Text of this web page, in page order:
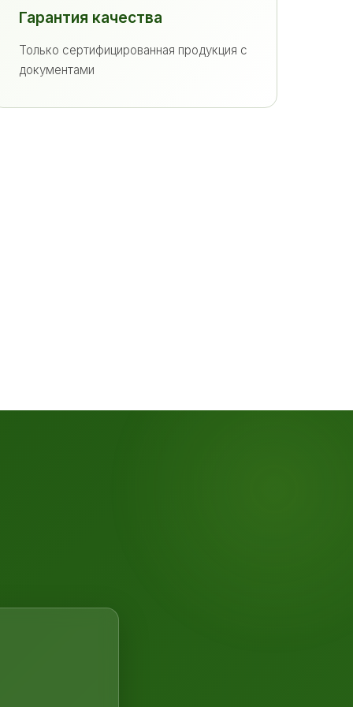
Гарантия качества
Только сертифицированная продукция с
документами